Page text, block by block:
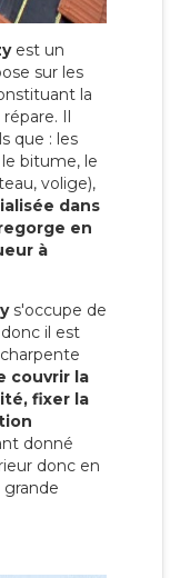
est un
sur les
la
Il
que : les
le bitume, le
volige),
dans
en
à
s'occupe de
il est
couvrir la
fixer la
donné
donc en